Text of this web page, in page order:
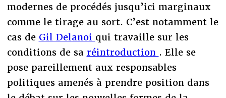
modernes de procédés jusqu’ici marginaux
comme le tirage au sort. C’est notamment le
cas de Gil Delanoi qui travaille sur les
conditions de sa réintroduction . Elle se
pose pareillement aux responsables
politiques amenés à prendre position dans